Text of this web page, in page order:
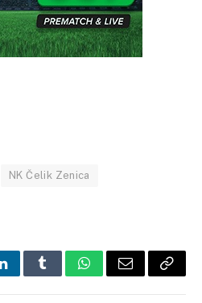
NK Čelik Zenica
LinkedInTumblrWhatsApp
Email Copy